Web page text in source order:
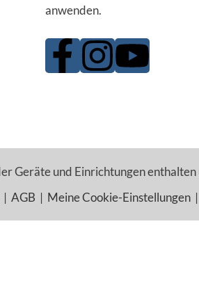
anwenden.
Geräte und Einrichtungen
AGB | Meine Cookie-Einstellungen|